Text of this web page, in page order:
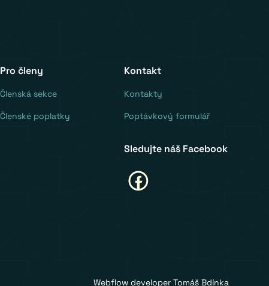
Pro členy
‍Členská sekce
Členské poplatky
Kontakt
Kontakty
Poptávkový formulář
Sledujte náš Facebook
Webflow developer Tomáš Bdínka